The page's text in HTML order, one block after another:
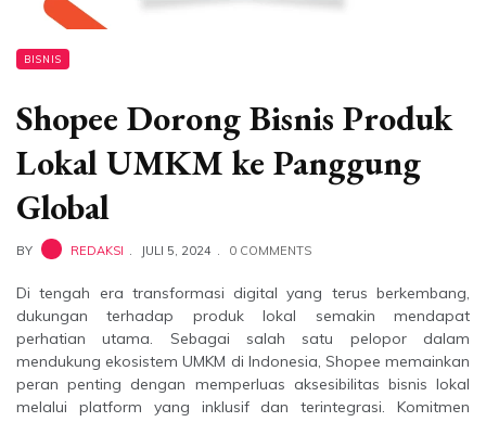
BISNIS
Shopee Dorong Bisnis Produk
Lokal UMKM ke Panggung
Global
BY REDAKSI JULI 5, 2024 0 COMMENTS
Di tengah era transformasi digital yang terus berkembang,
dukungan terhadap produk lokal semakin mendapat
perhatian utama. Sebagai salah satu pelopor dalam
mendukung ekosistem UMKM di Indonesia, Shopee memainkan
peran penting dengan memperluas aksesibilitas bisnis lokal
melalui platform yang inklusif dan terintegrasi. Komitmen